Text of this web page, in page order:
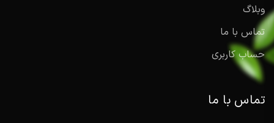
وبلاگ
تماس با ما
حساب کاربری
تماس با ما